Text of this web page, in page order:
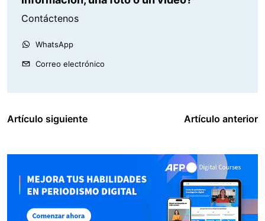
Contáctenos
WhatsApp
Correo electrónico
Artículo siguiente Artículo anterior